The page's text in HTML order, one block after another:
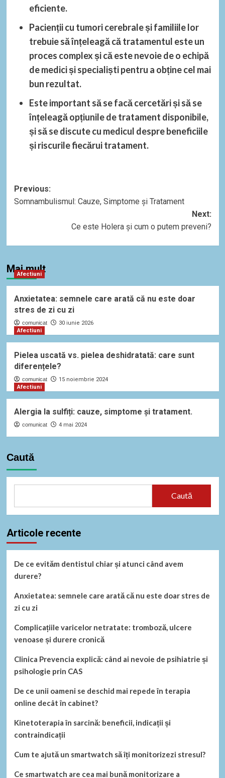
eficiente.
Pacienții cu tumori cerebrale și familiile lor
trebuie să înțeleagă că tratamentul este un
proces complex și că este nevoie de o echipă
de medici și specialiști pentru a obține cel mai
bun rezultat.
Este important să se facă cercetări și să se
înțeleagă opțiunile de tratament disponibile,
și să se discute cu medicul despre beneficiile
și riscurile fiecărui tratament.
Post
navigation
Previous:
Somnambulismul: Cauze, Simptome și Tratament
Next:
Ce este Holera și cum o putem preveni?
Mai mult
Afectiuni
Anxietatea: semnele care arată că nu este doar
stres de zi cu zi
comunicat
30 iunie 2026
Afectiuni
Pielea uscată vs. pielea deshidratată: care sunt
diferențele?
comunicat
15 noiembrie 2024
Afectiuni
Alergia la sulfiți: cauze, simptome și tratament.
comunicat 4 mai 2024
Caută
Caută
Articole recente
De ce evităm dentistul chiar și atunci când avem
durere?
Anxietatea: semnele care arată că nu este doar stres de
zi cu zi
Complicațiile varicelor netratate: tromboză, ulcere
venoase și durere cronică
Clinica Prevencia explică: când ai nevoie de psihiatrie și
psihologie prin CAS
De ce unii oameni se deschid mai repede în terapia
online decât în cabinet?
Kinetoterapia în sarcină: beneficii, indicații și
contraindicații
Cum te ajută un smartwatch să îți monitorizezi stresul?
Ce smartwatch are cea mai bună monitorizare a